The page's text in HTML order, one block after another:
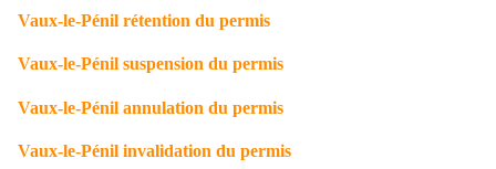
Vaux-le-Pénil rétention du permis
Vaux-le-Pénil suspension du permis
Vaux-le-Pénil annulation du permis
Vaux-le-Pénil invalidation du permis